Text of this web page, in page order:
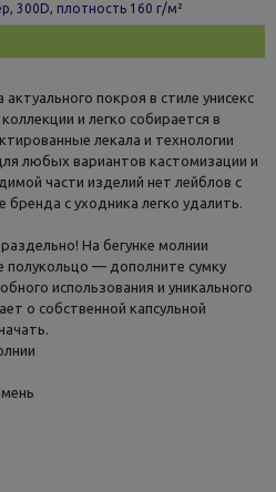
300D, плотность 160 г/м²
покроя в стиле унисекс
и легко собирается в
лекала и технологии
любых вариантов кастомизации и
части изделий нет лейблов с
бренда с уходника легко удалить.
На бегунке молнии
полукольцо — дополните сумку
использования и уникального
о собственной капсульной